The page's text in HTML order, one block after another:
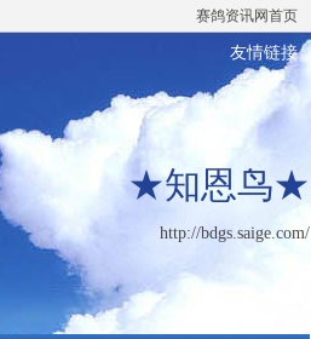
赛鸽资讯网首页
友情链接
★知恩鸟★
http://bdgs.saige.com/